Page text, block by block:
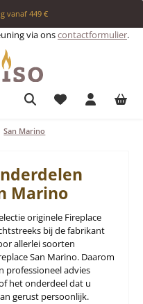
vanaf 449 €
via onscontactformulier.
Je hebt 0 items
San Marino
Marino
originele Fireplace
bij de fabrikant
allerlei soorten
San Marino. Daarom
professioneel advies
het onderdeel dat u
gerust persoonlijk.